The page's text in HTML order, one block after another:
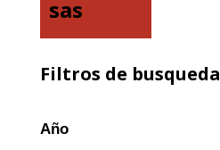
sas
Filtros de busqueda
Año